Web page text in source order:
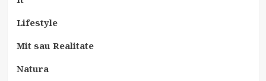
Lifestyle
Mit sau Realitate
Natura